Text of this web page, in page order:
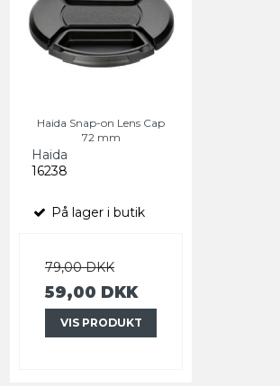
Haida Snap-on Lens Cap
72 mm
Haida
16238
På lager i butik
79,00 DKK
59,00 DKK
VIS PRODUKT